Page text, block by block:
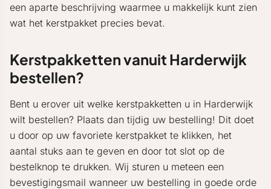
een aparte beschrijving waarmee u makkelijk kunt zien
wat het kerstpakket precies bevat.
Kerstpakketten vanuit Harderwijk
bestellen?
Bent u erover uit welke kerstpakketten u in Harderwijk
wilt bestellen? Plaats dan tijdig uw bestelling! Dit doet
u door op uw favoriete kerstpakket te klikken, het
aantal stuks aan te geven en door tot slot op de
bestelknop te drukken. Wij sturen u meteen een
bevestigingsmail wanneer uw bestelling in goede orde